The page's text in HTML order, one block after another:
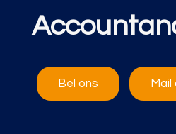
Bel ons Mail